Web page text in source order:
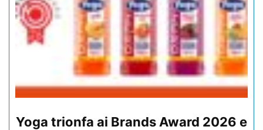
Yoga trionfa ai Brands Award 2026 e